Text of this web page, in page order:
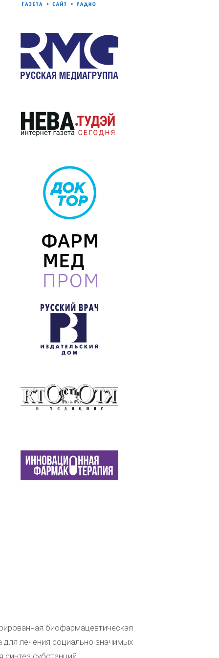
биофармацевтическая
лечения социально значимых
субстанций.